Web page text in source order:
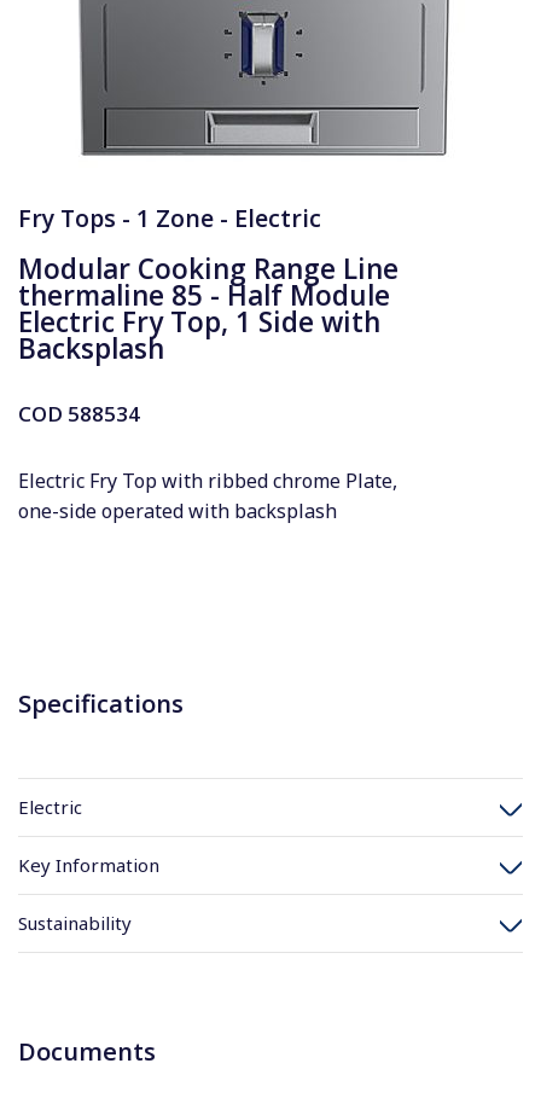
Fry Tops - 1 Zone - Electric
Modular Cooking Range Line
thermaline 85 - Half Module
Electric Fry Top, 1 Side with
Backsplash
COD 588534
Electric Fry Top with ribbed chrome Plate,
one-side operated with backsplash
Specifications
Electric
Key Information
Sustainability
Documents